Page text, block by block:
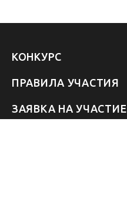
КОНКУРС
ПРАВИЛА УЧАСТИЯ
ЗАЯВКА НА УЧАСТИЕ